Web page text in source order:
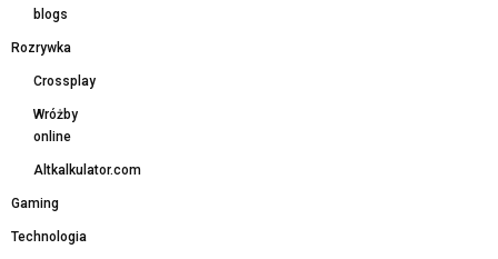
blogs
Rozrywka
Crossplay
Wróżby
online
Altkalkulator.com
Gaming
Technologia